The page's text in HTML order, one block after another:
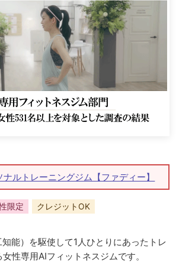
ルトレーニングジム【ファディー】
限定 クレジットOK
能）を駆使して1人ひとりにあったトレ
性専用AIフィットネスジムです。